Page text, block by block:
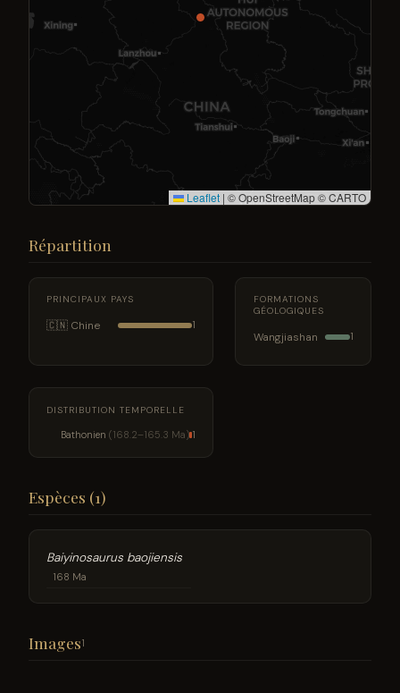
Leaflet | © OpenStreetMap © CARTO
Répartition
PRINCIPAUX PAYS
🇨🇳 Chine 1
FORMATIONS
GÉOLOGIQUES
Wangjiashan 1
DISTRIBUTION TEMPORELLE
Bathonien (168.2–165.3 Ma) 1
Espèces (1)
Baiyinosaurus baojiensis
168 Ma
Images1